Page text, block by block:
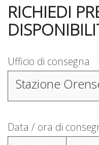
RICHIEDI
Ufficio di consegna
Stazione
Data / ora di